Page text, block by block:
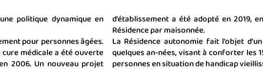
politique dynamique en
pour personnes âgées.
cure médicale a été ouverte
2006. Un nouveau projet
d’établissement a été adopté en 2019,
Résidence par maisonnée.
La Résidence autonomie fait l’objet
quelques an-nées, visant à conforter les
personnes en situation de handicap